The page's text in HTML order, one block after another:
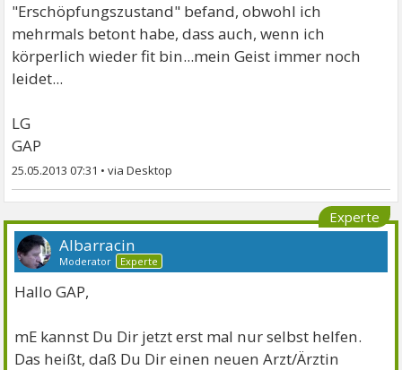
"Erschöpfungszustand" befand, obwohl ich
mehrmals betont habe, dass auch, wenn ich
körperlich wieder fit bin...mein Geist immer noch
leidet...
LG
GAP
25.05.2013 07:31 •
Experte
Albarracin
Moderator Experte
Hallo GAP,
mE kannst Du Dir jetzt erst mal nur selbst helfen.
Das heißt, daß Du Dir einen neuen Arzt/Ärztin